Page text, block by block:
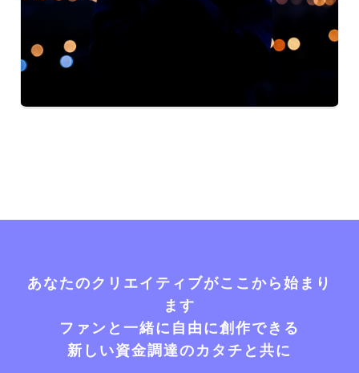
あなたのクリエイティブがここから始まり
ます
ファンと一緒に自由に創作できる
新しい資金調達のカタチと共に